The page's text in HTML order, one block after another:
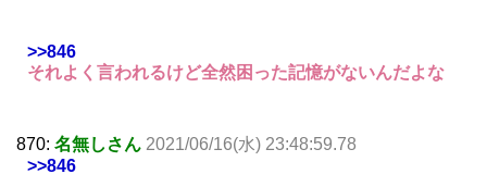
>>846
それよく言われるけど全然困った記憶がないんだよな
870: 名無しさん 2021/06/16(水) 23:48:59.78
>>846